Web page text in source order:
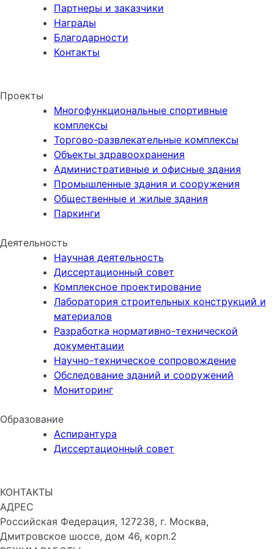
Партнеры и заказчики
Награды
Благодарности
Контакты
Проекты
Многофункциональные спортивные
комплексы
Торгово-развлекательные комплексы
Объекты здравоохранения
Административные и офисные здания
Промышленные здания и сооружения
Общественные и жилые здания
Паркинги
Деятельность
Научная деятельность
Диссертационный совет
Комплексное проектирование
Лаборатория строительных конструкций и
материалов
Разработка нормативно-технической
документации
Научно-техническое сопровождение
Обследование зданий и сооружений
Мониторинг
Образование
Аспирантура
Диссертационный совет
КОНТАКТЫ
АДРЕС
Российская Федерация, 127238, г. Москва,
Дмитровское шоссе, дом 46, корп.2